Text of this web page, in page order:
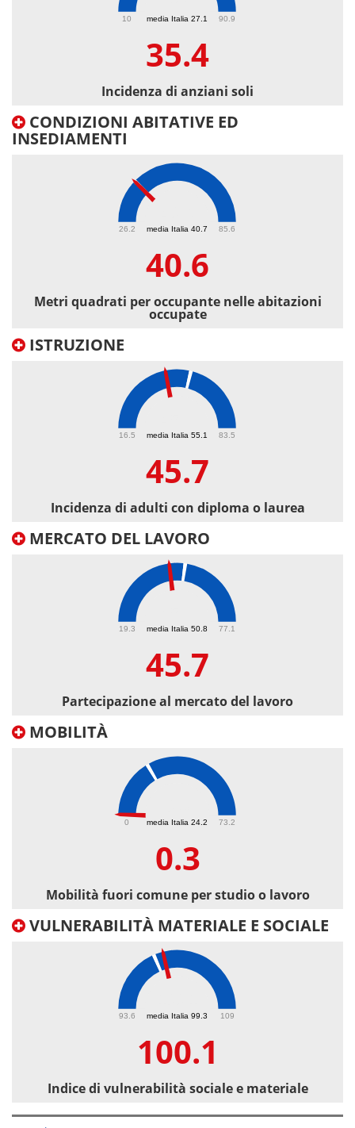
media Italia 27.1
10 90.9
35.4
Incidenza di anziani soli
CONDIZIONI ABITATIVE ED
INSEDIAMENTI
media Italia 40.7
26.2 85.6
40.6
Metri quadrati per occupante nelle abitazioni
occupate
ISTRUZIONE
media Italia 55.1
16.5 83.5
45.7
Incidenza di adulti con diploma o laurea
MERCATO DEL LAVORO
media Italia 50.8
19.3 77.1
45.7
Partecipazione al mercato del lavoro
MOBILITÀ
media Italia 24.2
0 73.2
0.3
Mobilità fuori comune per studio o lavoro
VULNERABILITÀ MATERIALE E SOCIALE
media Italia 99.3
93.6 109
100.1
Indice di vulnerabilità sociale e materiale